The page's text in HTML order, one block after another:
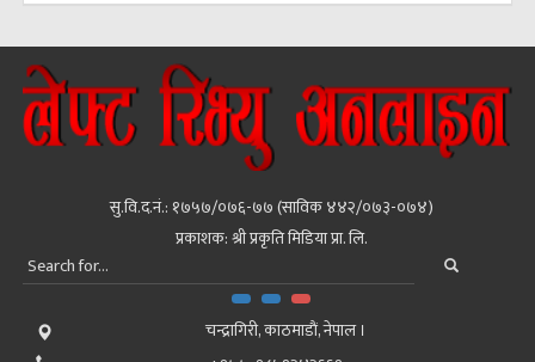
सु.वि.द.नं.: १७५७/०७६-७७ (साविक ४४२/०७३-०७४)
प्रकाशक: श्री प्रकृति मिडिया प्रा. लि.
चन्द्रागिरी, काठमाडाैं, नेपाल ।